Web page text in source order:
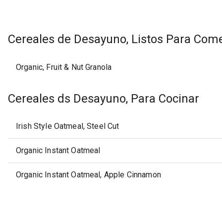
Cereales de Desayuno, Listos Para
Organic, Fruit & Nut Granola
Cereales ds Desayuno, Para Cocinar
Irish Style Oatmeal, Steel Cut
Organic Instant Oatmeal
Organic Instant Oatmeal, Apple Cinnamon